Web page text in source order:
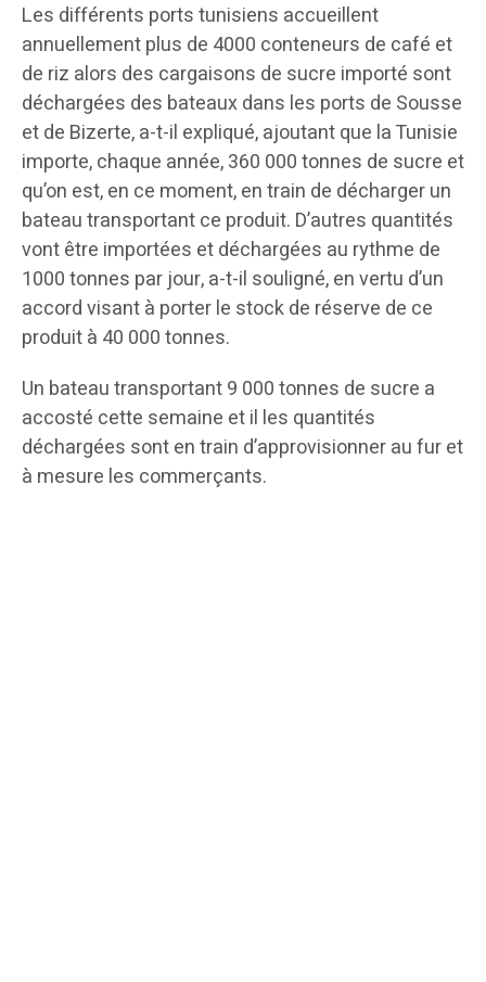
Les différents ports tunisiens accueillent
annuellement plus de 4000 conteneurs de café et
de riz alors des cargaisons de sucre importé sont
déchargées des bateaux dans les ports de Sousse
et de Bizerte, a-t-il expliqué, ajoutant que la Tunisie
importe, chaque année, 360 000 tonnes de sucre et
qu’on est, en ce moment, en train de décharger un
bateau transportant ce produit. D’autres quantités
vont être importées et déchargées au rythme de
1000 tonnes par jour, a-t-il souligné, en vertu d’un
accord visant à porter le stock de réserve de ce
produit à 40 000 tonnes.
Un bateau transportant 9 000 tonnes de sucre a
accosté cette semaine et il les quantités
déchargées sont en train d’approvisionner au fur et
à mesure les commerçants.